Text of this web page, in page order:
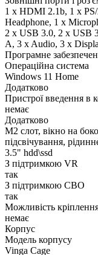
1 x HDMI 2.1b, 1 x
Нeadphone, 1 х
2 x USB 3.0, 2 x USB
A, 3 x Audio, 3 x
Програмне
Операційна система
Windows 11 Home
Додатково
Пристрої введення в
немає
Додатково
M2 слот, вікно на
підсвічування,
3.5" hdd\ssd
З підтримкою VR
так
З підтримкою СВО
так
Можливість
немає
Корпус
Модель корпусу
Vinga Cage